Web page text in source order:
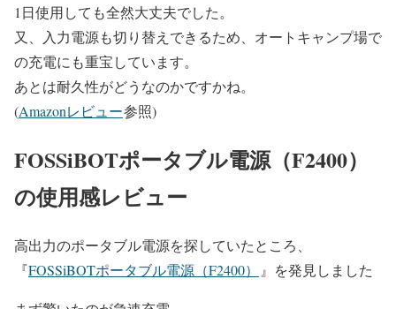
1日使用しても全然大丈夫でした。
又、入力電源も切り替えできるため、オートキャンプ場で
の充電にも重宝しています。
あとは耐久性がどうなのかですかね。
(Amazonレビュー参照)
FOSSiBOTポータブル電源（F2400）
の使用感レビュー
高出力のポータブル電源を探していたところ、
『FOSSiBOTポータブル電源（F2400） 』を発見しました